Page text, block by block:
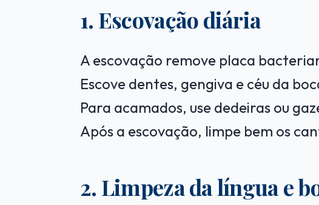
1. Escovação diária
A escovação remove placa
Escove dentes, gengiva e céu da
Para acamados, use dedeiras ou
Após a escovação, limpe bem os
2. Limpeza da língua e